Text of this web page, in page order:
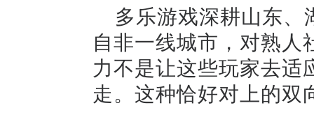
多乐游戏深耕山东
自非一线城市，对熟
力不是让这些玩家去适
走。这种恰好对上的